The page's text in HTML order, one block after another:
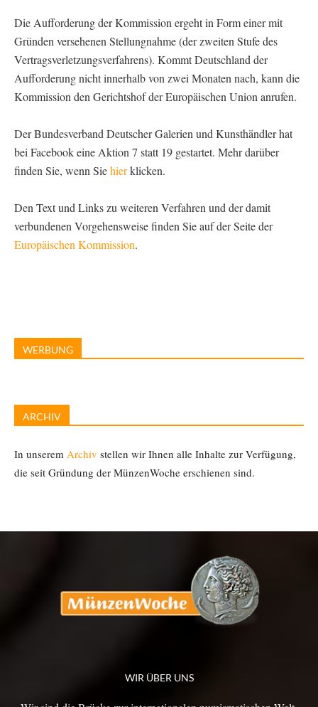
Die Aufforderung der Kommission ergeht in Form einer mit
Gründen versehenen Stellungnahme (der zweiten Stufe des
Vertragsverletzungsverfahrens). Kommt Deutschland der
Aufforderung nicht innerhalb von zwei Monaten nach, kann die
Kommission den Gerichtshof der Europäischen Union anrufen.
Der Bundesverband Deutscher Galerien und Kunsthändler hat
bei Facebook eine Aktion 7 statt 19 gestartet. Mehr darüber
finden Sie, wenn Siehierklicken.
Den Text und Links zu weiteren Verfahren und der damit
verbundenen Vorgehensweise finden Sie auf der Seite der
Europäischen Kommission.
WERBUNG
ARCHIV
In unserem Archiv stellen wir Ihnen alle Inhalte zur Verfügung,
die seit Gründung der MünzenWoche erschienen sind.
WIR ÜBER UNS